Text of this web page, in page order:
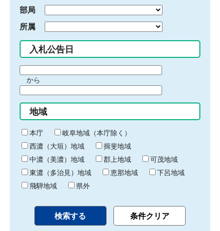
部局
所属
入札公告日
間
始
り
から
間
終
わ
り
地域
本庁
岐阜地域（本庁除く）
西濃（大垣）地域
揖斐地域
中濃（美濃）地域
郡上地域
可茂地域
東濃（多治見）地域
恵那地域
下呂地域
飛騨地域
県外